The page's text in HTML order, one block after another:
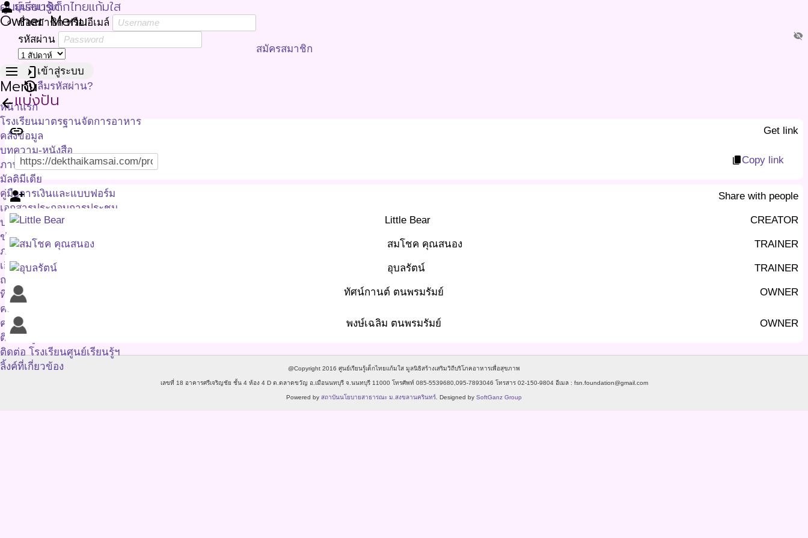
ศูนย์เรียนรู้เด็กไทยแก้มใส
Owner Menu
personมุมสมาชิก
ชื่อสมาชิก หรือ อีเมล์
รหัสผ่าน
visibility_off
loginเข้าสู่ระบบ
restoreลืมรหัสผ่าน?
สมัครสมาชิก
menu
Menu
หน้าแรก
โรงเรียนมาตรฐานจัดการอาหาร
คลังข้อมูล
บทความ-หนังสือ
ภาพกิจกรรม
มัลติมีเดีย
คู่มือการเงินและแบบฟอร์ม
เอกสารประกอบการประชุม
ประชาสัมพันธ์
ข่าว-ประชาสัมพันธ์ สอส
ภาคี บอกข่าว
เกี่ยวกับเรา
ถาม-ตอบ
ทีมพัฒนาระบบ
คณะกรรมการกำกับทิศ
คณะทำงาน
ติดค่อ ศูนย์ประสานงานเด็กไทยแก้มใส
ติดต่อ โรงเรียนศูนย์เรียนรู้ฯ
ลิ้งค์ที่เกี่ยวข้อง
arrow_backแบ่งปัน
link Get link
content_copyCopy link
person_add_alt Share with people
Little Bear CREATOR
สมโชค คุณสนอง TRAINER
อุบลรัตน์ TRAINER
ทัศน์กานต์ ตนพรมรัมย์ OWNER
พงษ์เฉลิม ตนพรมรัมย์ OWNER
@Copyright 2016 ศูนย์เรียนรู้เด็กไทยแก้มใส มูลนิธิสร้างเสริมวิถีบริโภคอาหารเพื่อสุขภาพ
เลขที่ 18 อาคารศรีเจริญชัย ชั้น 4 ห้อง 4 D ต.ตลาดขวัญ อ.เมือนนทบุรี จ.นนทบุรี 11000 โทรศัพท์ 085-5539680,095-7893046 โทรสาร 02-150-9804 อีเมล : fsn.foundation@gmail.com
Powered by สถาบันนโยบายสาธารณะ ม.สงขลานครินทร์ . Designed by SoftGanz Group